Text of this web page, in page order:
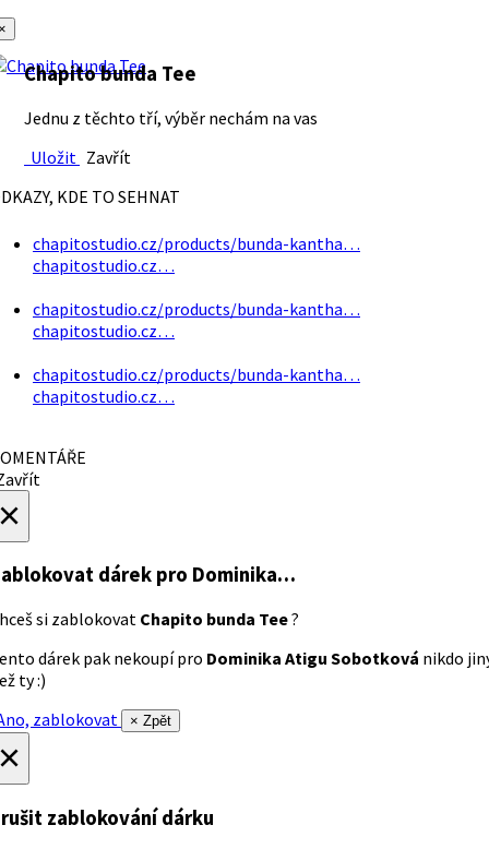
Chapito bunda Tee
Jednu z těchto tří, výběr nechám na vas
Uložit Zavřít
KDE TO SEHNAT
chapitostudio.cz/products/bunda-kantha…
chapitostudio.cz…
chapitostudio.cz/products/bunda-kantha…
chapitostudio.cz…
chapitostudio.cz/products/bunda-kantha…
chapitostudio.cz…
dárek pro Dominika…
si zablokovat Chapito bunda Tee?
dárek pak nekoupí pro Dominika Atigu Sobotková nikdo
ty :)
zablokovat
× Zpět
zablokování dárku